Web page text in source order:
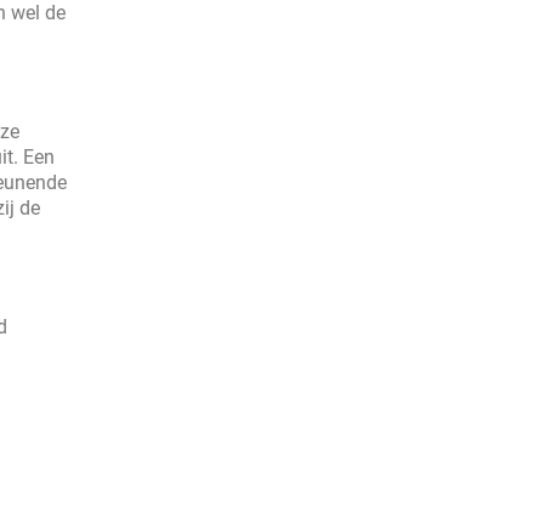
wel de
Een
de